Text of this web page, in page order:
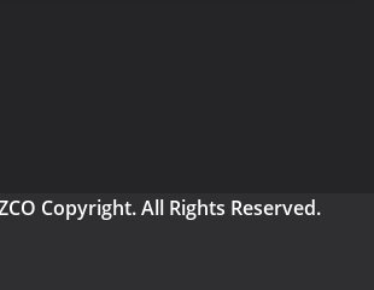
Copyright. All Rights Reserved.